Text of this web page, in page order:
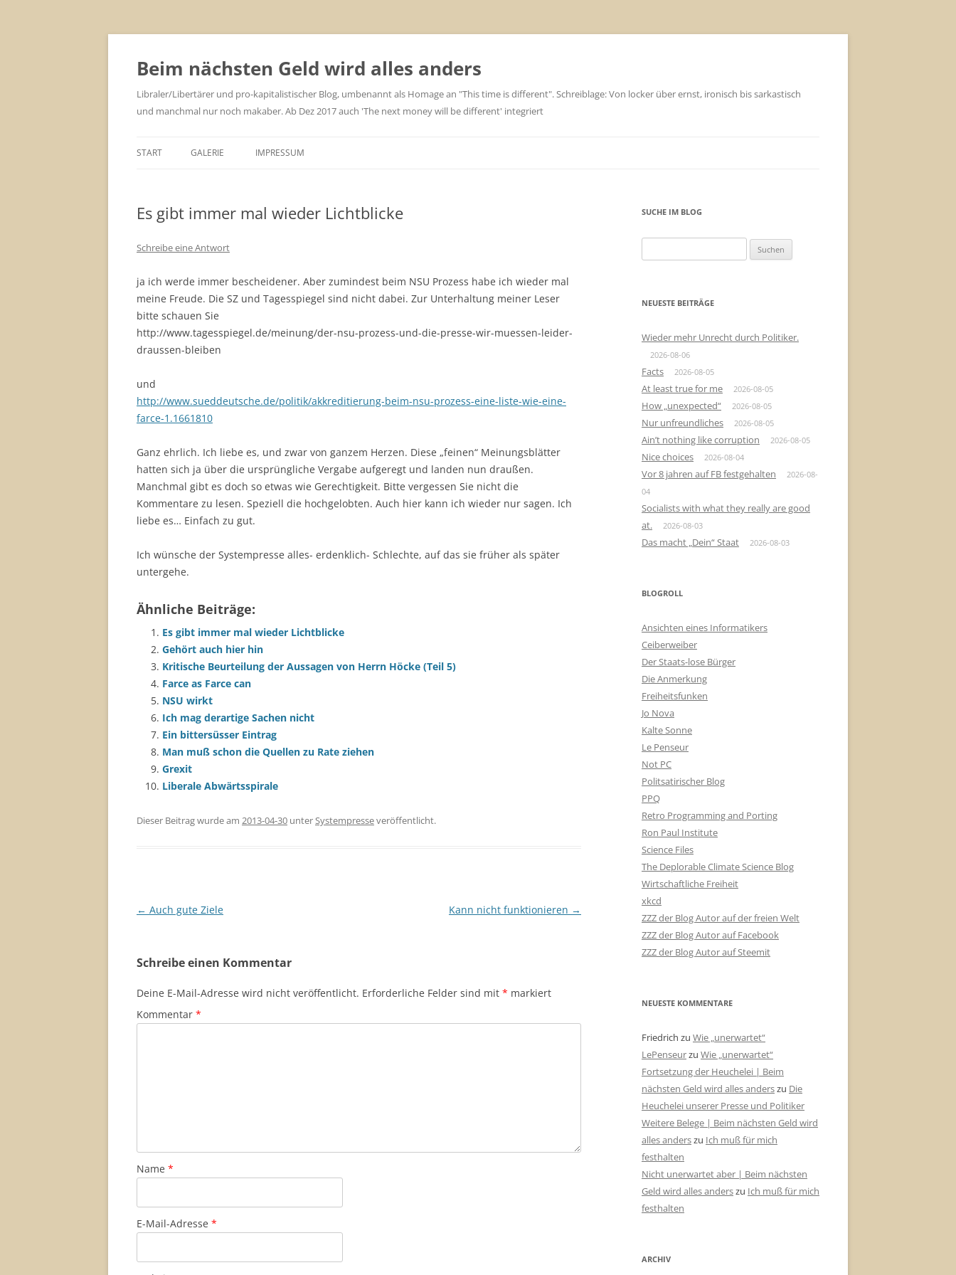
Zum
springen
Beim nächsten Geld wird alles anders
Libraler/Libertärer und pro-kapitalistischer Blog, umbenannt als Homage an "This time is different". Schreiblage: Von locker über ernst, ironisch bis sarkastisch
und manchmal nur noch makaber. Ab Dez 2017 auch 'The next money will be different' integriert
START GALERIE IMPRESSUM
Es gibt immer mal wieder Lichtblicke
Schreibe eine Antwort
ja ich werde immer bescheidener. Aber zumindest beim NSU Prozess habe ich wieder mal
meine Freude. Die SZ und Tagesspiegel sind nicht dabei. Zur Unterhaltung meiner Leser
bitte schauen Sie
http://www.tagesspiegel.de/meinung/der-nsu-prozess-und-die-presse-wir-muessen-leider-
draussen-bleiben
und
http://www.sueddeutsche.de/politik/akkreditierung-beim-nsu-prozess-eine-liste-wie-eine-
farce-1.1661810
Ganz ehrlich. Ich liebe es, und zwar von ganzem Herzen. Diese „feinen“ Meinungsblätter
hatten sich ja über die ursprüngliche Vergabe aufgeregt und landen nun draußen.
Manchmal gibt es doch so etwas wie Gerechtigkeit. Bitte vergessen Sie nicht die
Kommentare zu lesen. Speziell die hochgelobten. Auch hier kann ich wieder nur sagen. Ich
liebe es… Einfach zu gut.
Ich wünsche der Systempresse alles- erdenklich- Schlechte, auf das sie früher als später
untergehe.
Ähnliche Beiträge:
Es gibt immer mal wieder Lichtblicke
Gehört auch hier hin
Kritische Beurteilung der Aussagen von Herrn Höcke (Teil 5)
Farce as Farce can
NSU wirkt
Ich mag derartige Sachen nicht
Ein bittersüsser Eintrag
Man muß schon die Quellen zu Rate ziehen
Grexit
Liberale Abwärtsspirale
Dieser Beitrag wurde am 2013-04-30 unterSystempresseveröffentlicht.
Beitragsnavigation
← Auch gute Ziele Kann nicht funktionieren →
Schreibe einen Kommentar
Deine E-Mail-Adresse wird nicht veröffentlicht. Erforderliche Felder sind mit * markiert
Kommentar *
Name *
E-Mail-Adresse *
SUCHE IM BLOG
nach:
NEUESTE BEITRÄGE
Wieder mehr Unrecht durch Politiker.
2026-08-06
Facts 2026-08-05
At least true for me 2026-08-05
How „unexpected“ 2026-08-05
Nur unfreundliches 2026-08-05
Ain’t nothing like corruption 2026-08-05
Nice choices 2026-08-04
Vor 8 jahren auf FB festgehalten
2026-08-
04
Socialists with what they really are good
at.
2026-08-03
Das macht „Dein“ Staat 2026-08-03
BLOGROLL
Ansichten eines Informatikers
Ceiberweiber
Der Staats-lose Bürger
Die Anmerkung
Freiheitsfunken
Jo Nova
Kalte Sonne
Le Penseur
Not PC
Politsatirischer Blog
PPQ
Retro Programming and Porting
Ron Paul Institute
Science Files
The Deplorable Climate Science Blog
Wirtschaftliche Freiheit
xkcd
ZZZ der Blog Autor auf der freien Welt
ZZZ der Blog Autor auf Facebook
ZZZ der Blog Autor auf Steemit
NEUESTE KOMMENTARE
Friedrich zu Wie „unerwartet“
LePenseurzu Wie „unerwartet“
Fortsetzung der Heuchelei | Beim
nächsten Geld wird alles anderszu Die
Heuchelei unserer Presse und Politiker
Weitere Belege | Beim nächsten Geld wird
alles anderszu Ich muß für mich
festhalten
Nicht unerwartet aber | Beim nächsten
Geld wird alles anderszu Ich muß für mich
festhalten
ARCHIV